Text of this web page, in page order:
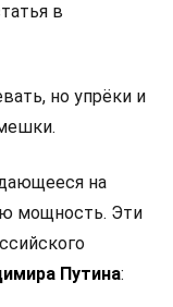
в
но упрёки и
на
мощность. Эти
Путина: